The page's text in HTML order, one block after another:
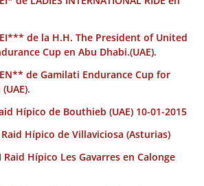
de la H.H. The President of United
Cup en Abu Dhabi.(UAE).
de Gamilati Endurance Cup for
Hípico de Bouthieb (UAE) 10-01-2015
Hípico de Villaviciosa (Asturias)
Hípico Les Gavarres en Calonge